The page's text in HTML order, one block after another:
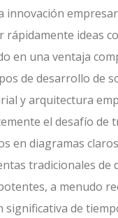
innovación
rápidamente ideas
en una ventaja
de desarrollo de
y arquitectura
el desafío de
en diagramas
tradicionales de
a menudo
significativa de